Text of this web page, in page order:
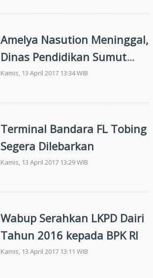
Amelya Nasution Meninggal,
Dinas Pendidikan Sumut
Bantah Terkait UNBK
Kamis, 13 April 2017 13:34 WIB
Terminal Bandara FL Tobing
Segera Dilebarkan
Kamis, 13 April 2017 13:29 WIB
Wabup Serahkan LKPD Dairi
Tahun 2016 kepada BPK RI
Kamis, 13 April 2017 13:11 WIB